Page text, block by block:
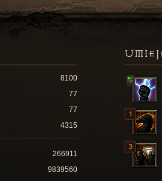
8100
77
77
4315
266911
9839560